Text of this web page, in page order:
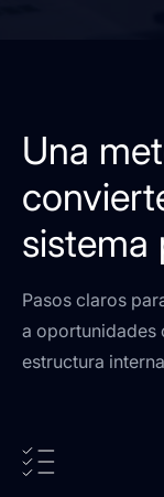
Una
sistema
Pasos claros
a oportunidades
estructura